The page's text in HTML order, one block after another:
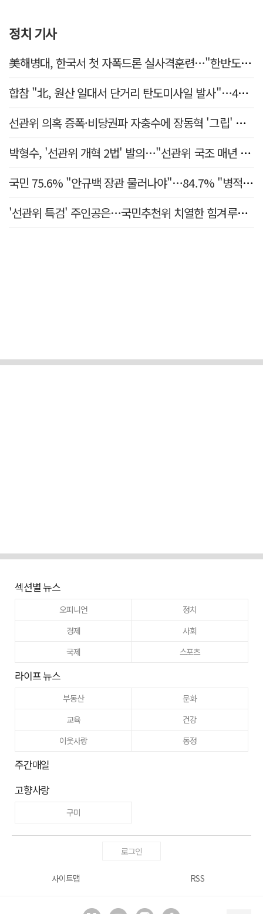
정치 기사
美해병대, 한국서 첫 자폭드론 실사격훈련…"한반도 지형 학습"
합참 "北, 원산 일대서 단거리 탄도미사일 발사"…42일 만
선관위 의혹 증폭·비당권파 자충수에 장동혁 '그립' 더 강해졌다
박형수, '선관위 개혁 2법' 발의…"선관위 국조 매년 실시"
국민 75.6% "안규백 장관 물러나야"…84.7% "병적기록부 공개해야"
'선관위 특검' 주인공은…국민추천위 치열한 힘겨루기 나설 듯
섹션별 뉴스
오피니언
정치
경제
사회
국제
스포츠
라이프 뉴스
부동산
문화
교육
건강
이웃사랑
동정
주간매일
고향사랑
구미
로그인
사이트맵 RSS